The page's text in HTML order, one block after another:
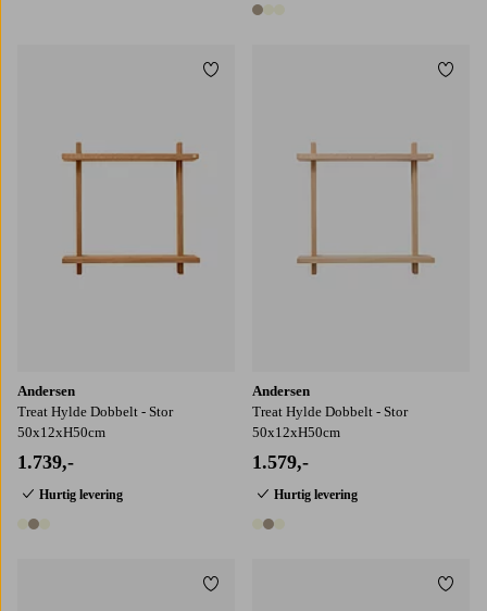
3 farver
Andersen
Treat Hylde Dobbelt - Stor
50x12xH50cm
1.739,-
Hurtig levering
3 farver
Tilføj til favoritter
Andersen
Treat Hylde Dobbelt - Stor
50x12xH50cm
1.579,-
Hurtig levering
3 farver
Tilføj til favoritter